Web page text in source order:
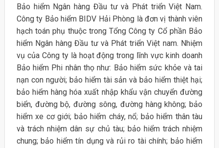
Bảo hiểm Ngân hàng Đầu tư và Phát triển Việt Nam.
Công ty Bảo hiểm BIDV Hải Phòng là đơn vị thành viên
hạch toán phụ thuộc trong Tổng Công ty Cổ phần Bảo
hiểm Ngân hàng Đầu tư và Phát triển Việt nam. Nhiệm
vụ của Công ty là hoạt động trong lĩnh vực kinh doanh
Bảo hiểm Phi nhân thọ như: Bảo hiểm sức khỏe và tai
nạn con người; bảo hiểm tài sản và bảo hiểm thiệt hại;
bảo hiểm hàng hóa xuất nhập khẩu vận chuyển đường
biển, đường bộ, đường sông, đường hàng không; bảo
hiểm xe cơ giới; bảo hiểm cháy, nổ; bảo hiểm thân tàu
và trách nhiệm dân sự chủ tàu; bảo hiểm trách nhiệm
chung; bảo hiểm tín dụng và rủi ro tài chính; bảo hiểm